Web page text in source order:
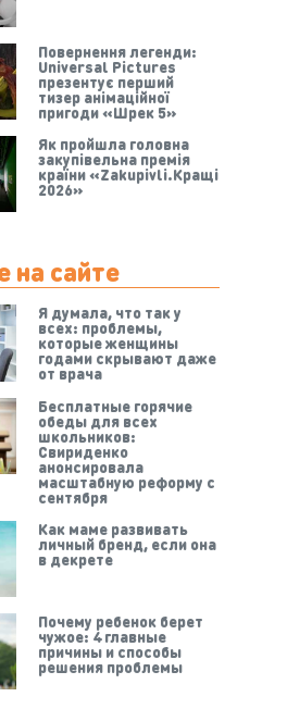
Повернення легенди:
Universal Pictures
презентує перший
тизер анімаційної
пригоди «Шрек 5»
Як пройшла головна
закупівельна премія
країни «Zakupivli.Кращі
2026»
на сайте
Я думала, что так у
всех: проблемы,
которые женщины
годами скрывают даже
от врача
Бесплатные горячие
обеды для всех
школьников:
Свириденко
анонсировала
масштабную реформу с
сентября
Как маме развивать
личный бренд, если она
в декрете
Почему ребенок берет
чужое: 4 главные
причины и способы
решения проблемы